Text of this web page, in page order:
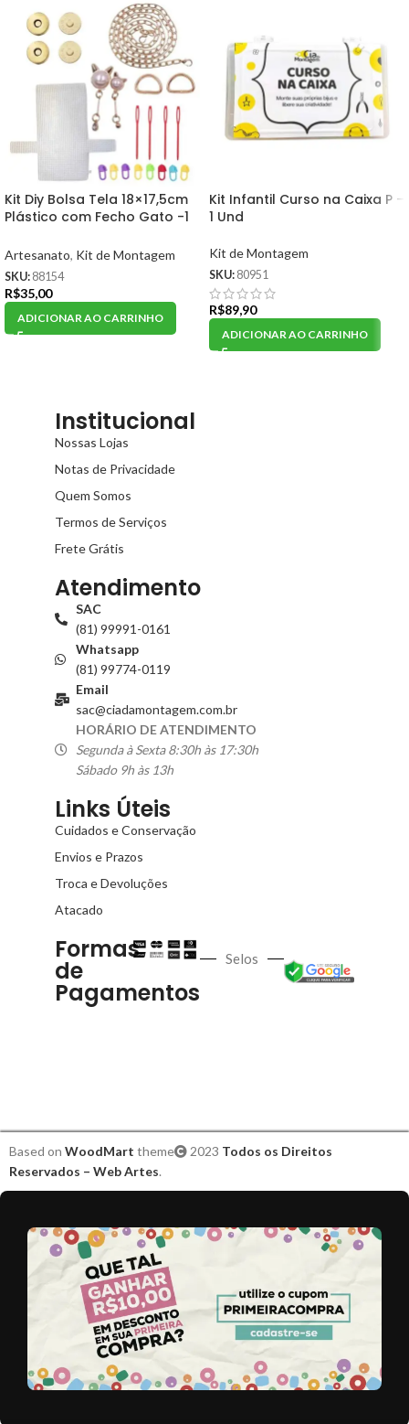
Kit Diy Bolsa Tela 18×17,5cm
Plástico com Fecho Gato -1
Artesanato, Kit de Montagem
SKU: 88154
R$35,00
ADICIONAR AO CARRINHO
Kit Infantil Curso na Caixa P –
1 Und
Kit de Montagem
SKU: 80951
R$89,90
ADICIONAR AO CARRINHO
Institucional
Nossas Lojas
Notas de Privacidade
Quem Somos
Termos de Serviços
Frete Grátis
Atendimento
SAC
(81) 99991-0161
Whatsapp
(81) 99774-0119
Email
sac@ciadamontagem.com.br
HORÁRIO DE ATENDIMENTO
Segunda à Sexta 8:30h às 17:30h
Sábado 9h às 13h
Links Úteis
Cuidados e Conservação
Envios e Prazos
Troca e Devoluções
Atacado
Formas
de
Pagamentos
Selos
Based on WoodMart theme 2023 Todos os Direitos
Reservados – Web Artes.